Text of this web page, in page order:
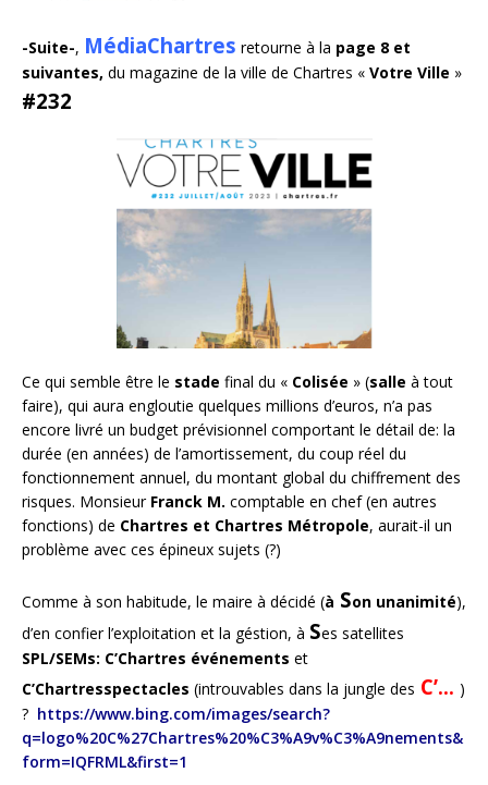
-Suite-, MédiaChartres retourne à la page 8 et
suivantes, du magazine de la ville de Chartres « Votre Ville »
#232
Ce qui semble être le stade final du « Colisée » (salle à tout
faire), qui aura engloutie quelques millions d’euros, n’a pas
encore livré un budget prévisionnel comportant le détail de: la
durée (en années) de l’amortissement, du coup réel du
fonctionnement annuel, du montant global du chiffrement des
risques. Monsieur Franck M. comptable en chef (en autres
fonctions) de Chartres et Chartres Métropole, aurait-il un
problème avec ces épineux sujets (?)
Comme à son habitude, le maire à décidé (à Son unanimité),
d’en confier l’exploitation et la géstion, à Ses satellites
SPL/SEMs: C’Chartres événements et
C’Chartresspectacles (introuvables dans la jungle des C’… )
? https://www.bing.com/images/search?
q=logo%20C%27Chartres%20%C3%A9v%C3%A9nements&
form=IQFRML&first=1